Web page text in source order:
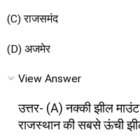
(C) राजसमंद
(D) अजमेर
View Answer
उत्तर- (A) नक्की झील
राजस्थान की सबसे ऊंची